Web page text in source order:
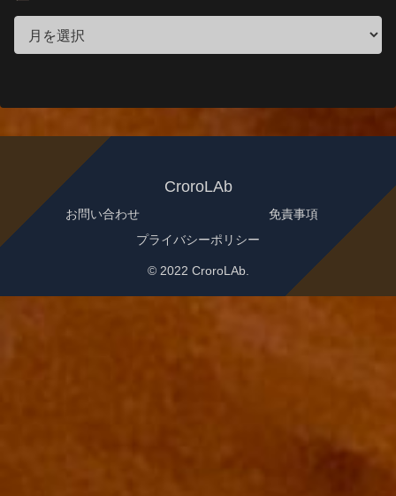
CroroLAb
お問い合わせ
免責事項
プライバシーポリシー
© 2022 CroroLAb.